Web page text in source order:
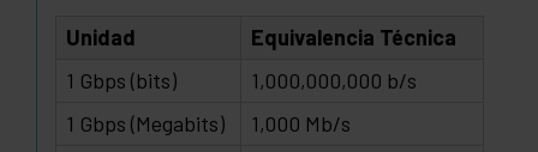
Unidad
Equivalencia Técnica
1 Gbps (bits)
1,000,000,000 b/s
1 Gbps (Megabits)
1,000 Mb/s